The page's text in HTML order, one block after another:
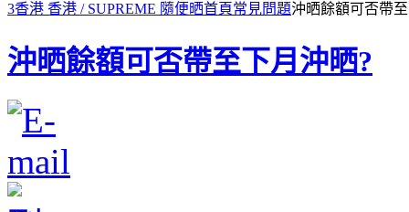
3香港 香港 / SUPREME 隨便晒首頁常見問題沖晒餘額可否帶
沖晒餘額可否帶至下月沖晒?